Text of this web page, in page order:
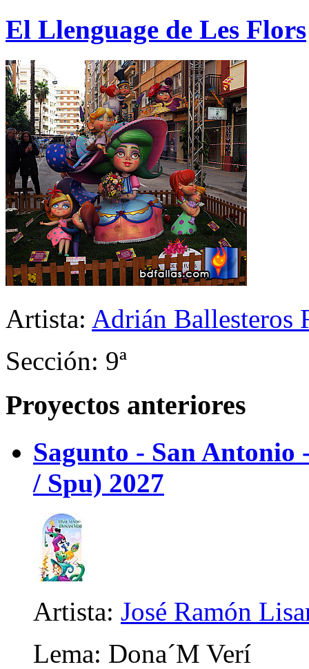
El Llenguage de Les Flors
Artista: Adrián Ballesteros
Sección: 9ª
Proyectos anteriores
Sagunto - San
/ Spu) 2027
Artista: José Ramón
Lema: Dona´M Verí